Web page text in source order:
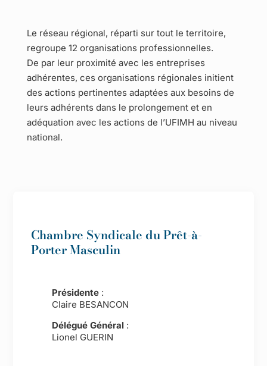
Le réseau régional, réparti sur tout le territoire,
regroupe 12 organisations professionnelles.
De par leur proximité avec les entreprises
adhérentes, ces organisations régionales initient
des actions pertinentes adaptées aux besoins de
leurs adhérents dans le prolongement et en
adéquation avec les actions de l’UFIMH au niveau
national.
Chambre Syndicale du Prêt-à-
Porter Masculin
Présidente:
Claire BESANCON
Délégué Général:
Lionel GUERIN